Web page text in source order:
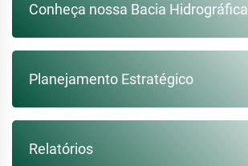
Conheça nossa Bacia Hidrográfica
Planejamento Estratégico
Relatórios